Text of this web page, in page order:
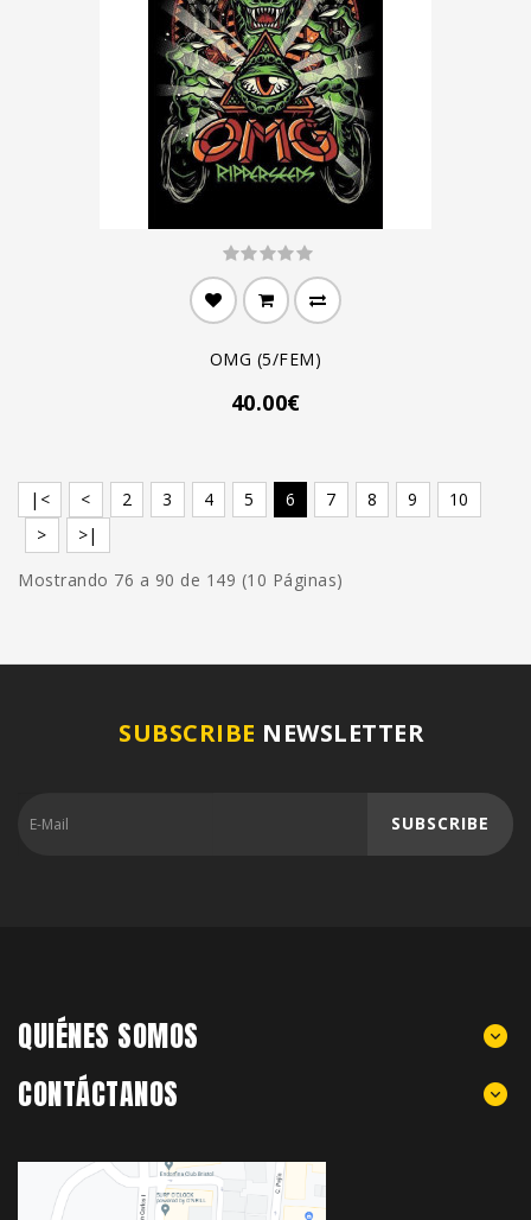
OMG (5/FEM)
40.00€
|< < 2 3 4 5 6 7 8 9
10
>
>|
Mostrando 76 a 90 de 149 (10 Páginas)
SUBSCRIBE NEWSLETTER
SUBSCRIBE
QUIÉNES SOMOS
CONTÁCTANOS